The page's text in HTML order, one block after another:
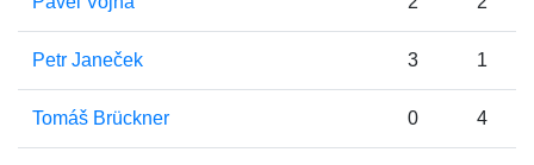
Petr Janeček 3 1
Tomáš Brückner 0 4